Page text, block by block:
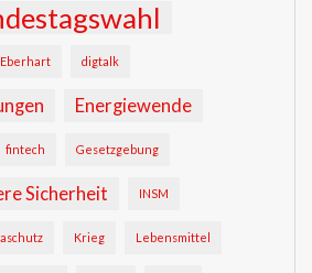
Eberhart digtalk
Energiewende
fintech Gesetzgebung
Sicherheit INSM
Krieg Lebensmittel